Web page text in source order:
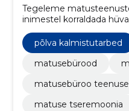
Tegeleme
inimestel korraldada
põlva kalmistutarbed
matusebürood
matusebüroo
matuse tseremoonia